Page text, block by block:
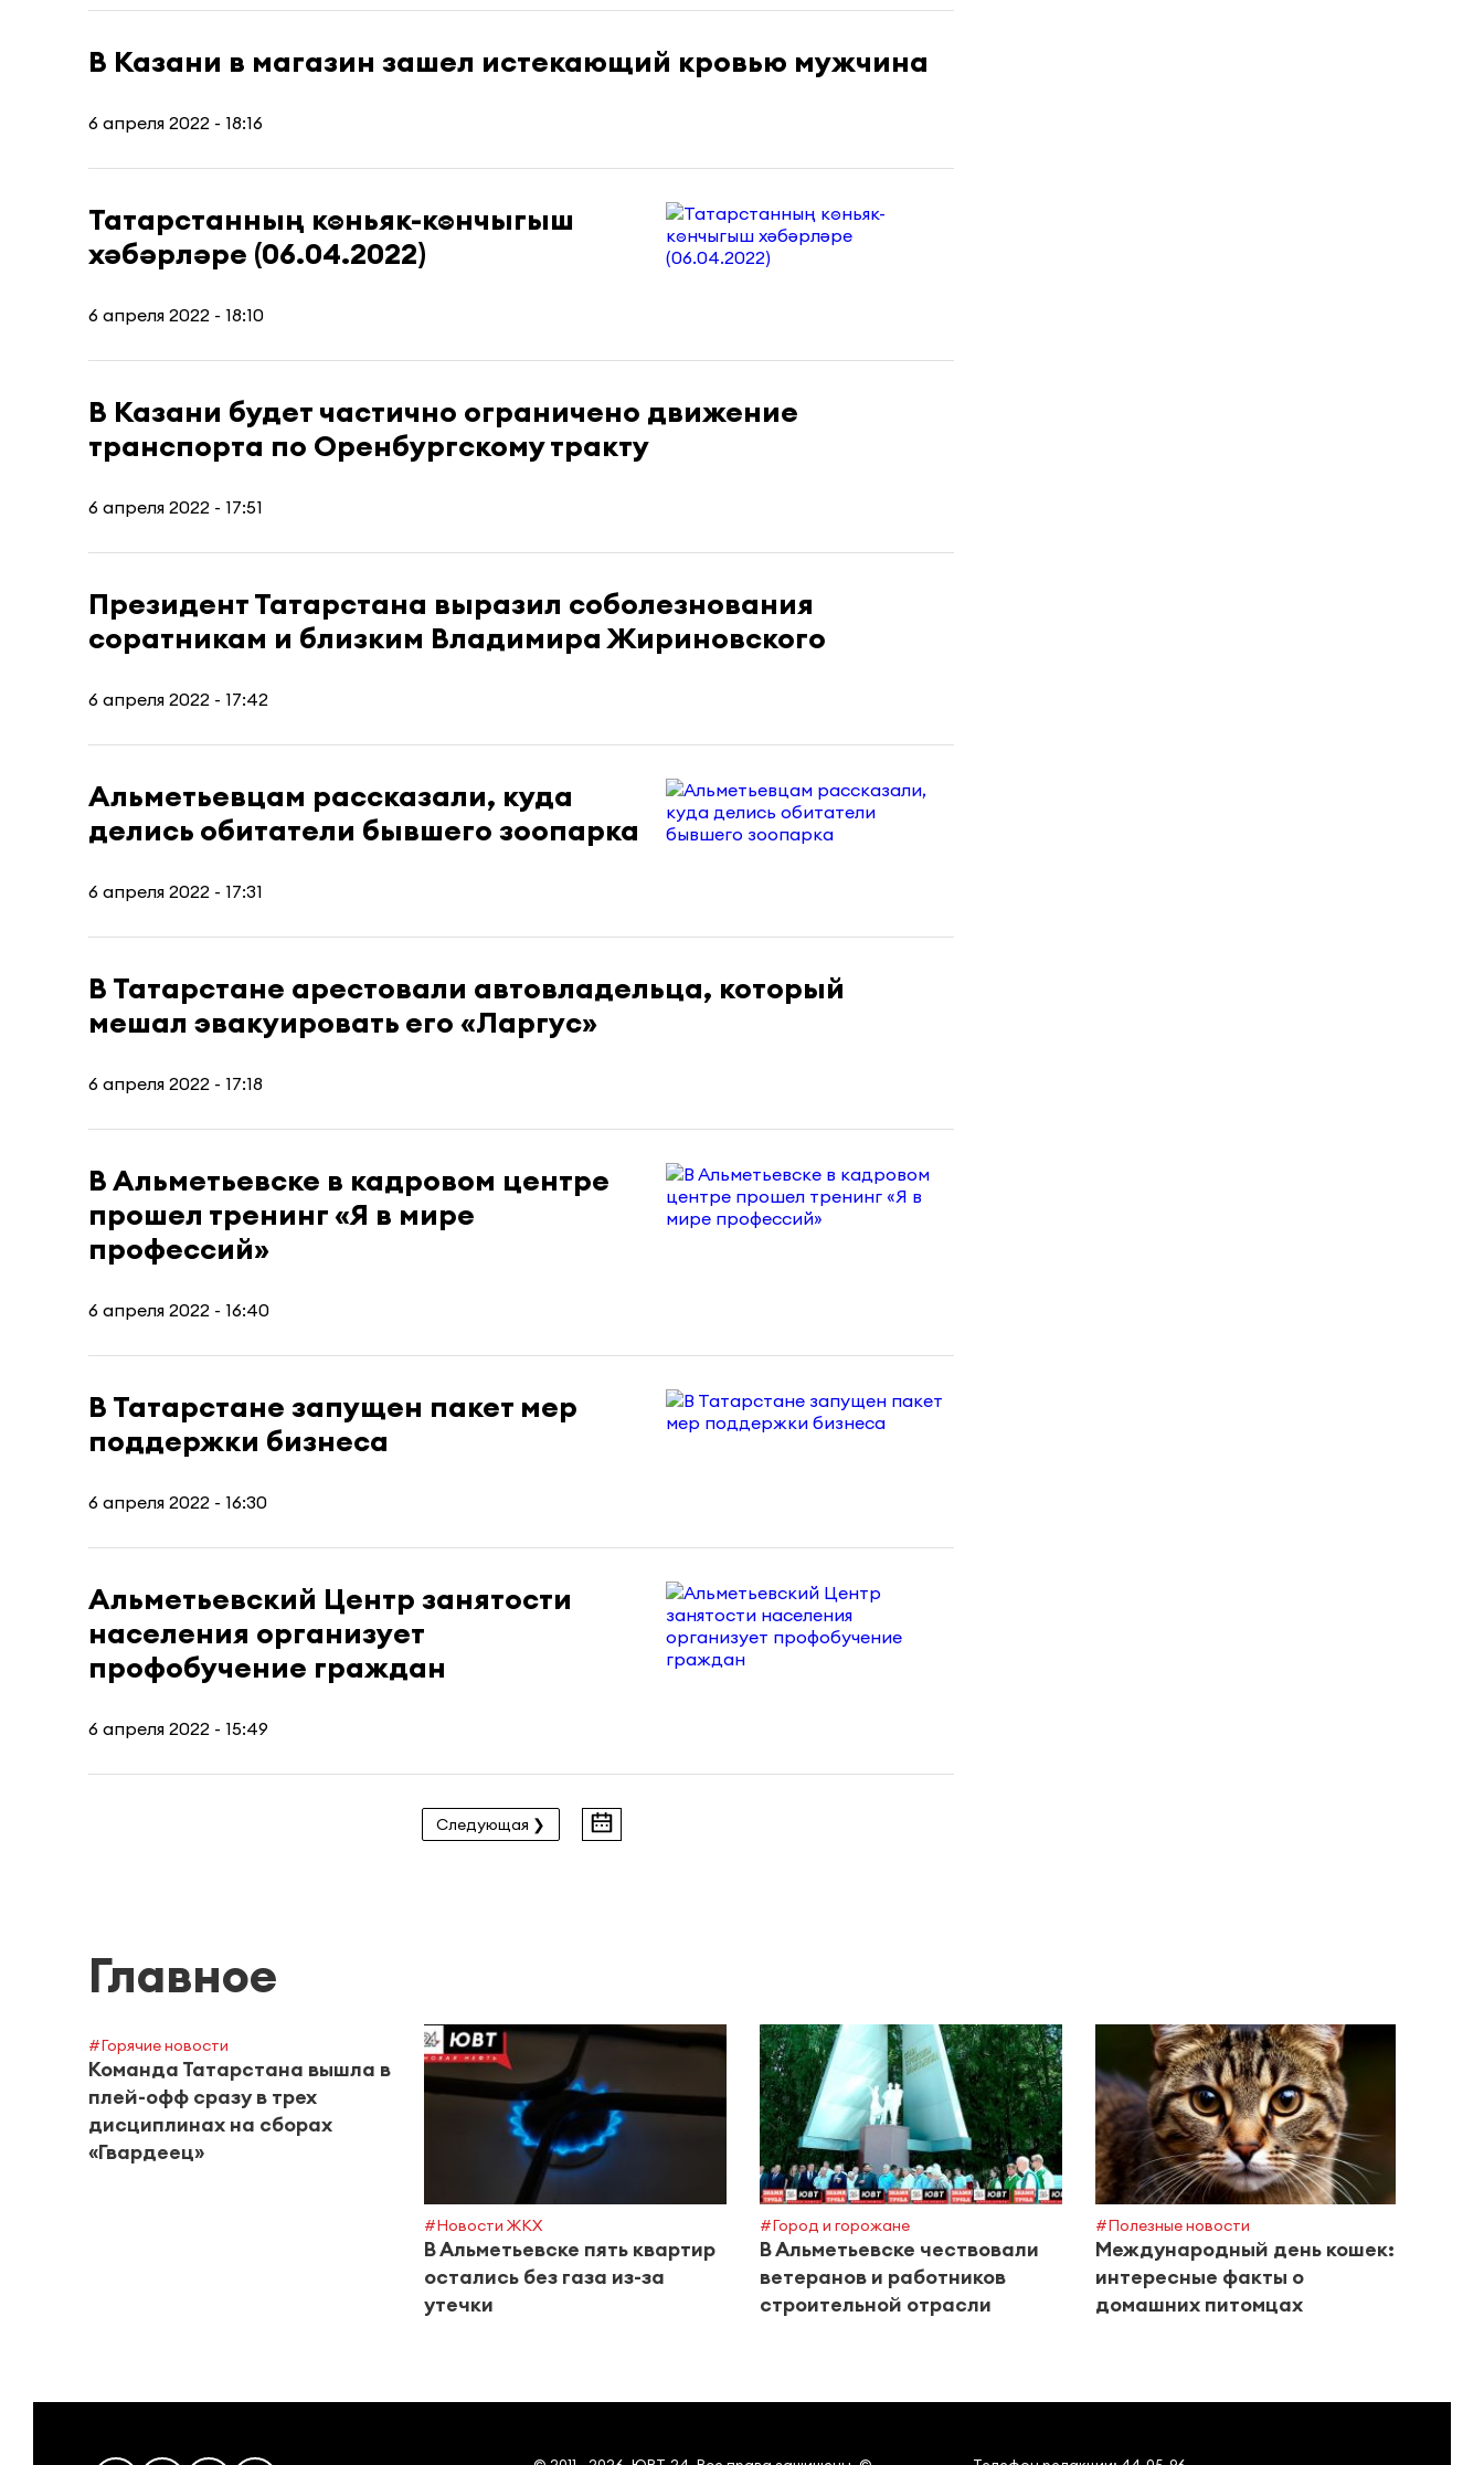
В Казани в магазин зашел истекающий кровью мужчина
6 апреля 2022 - 18:16
Татарстанның көньяк-көнчыгыш
хәбәрләре (06.04.2022)
6 апреля 2022 - 18:10
В Казани будет частично ограничено движение
транспорта по Оренбургскому тракту
6 апреля 2022 - 17:51
Президент Татарстана выразил соболезнования
соратникам и близким Владимира Жириновского
6 апреля 2022 - 17:42
Альметьевцам рассказали, куда
делись обитатели бывшего зоопарка
6 апреля 2022 - 17:31
В Татарстане арестовали автовладельца, который
мешал эвакуировать его «Ларгус»
6 апреля 2022 - 17:18
В Альметьевске в кадровом центре
прошел тренинг «Я в мире
профессий»
6 апреля 2022 - 16:40
В Татарстане запущен пакет мер
поддержки бизнеса
6 апреля 2022 - 16:30
Альметьевский Центр занятости
населения организует
профобучение граждан
6 апреля 2022 - 15:49
Следующая ❯
Главное
#Горячие новости
Команда Татарстана вышла в
плей-офф сразу в трех
дисциплинах на сборах
«Гвардеец»
#Новости ЖКХ
В Альметьевске пять квартир
остались без газа из-за
утечки
#Город и горожане
В Альметьевске чествовали
ветеранов и работников
строительной отрасли
#Полезные новости
Международный день кошек:
интересные факты о
домашних питомцах